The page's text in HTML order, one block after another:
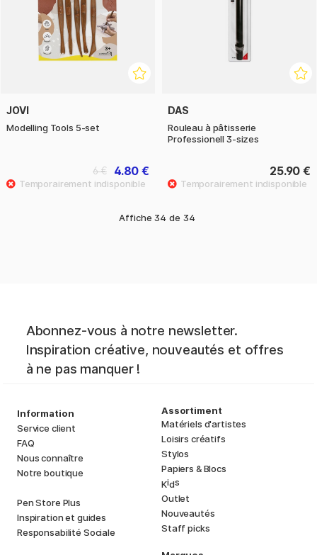
JOVI
Modelling Tools 5-set
4.80 €
6 €
DAS
Rouleau à pâtisserie
Professionell 3-sizes
25.90 €
Affiche 34 de 34
Abonnez-vous à notre newsletter.
Inspiration créative, nouveautés et offres
à ne pas manquer !
Information
Service client
FAQ
Nous connaître
Notre boutique
Pen Store Plus
Inspiration et guides
Responsabilité Sociale
Assortiment
Matériels d'artistes
Loisirs créatifs
Stylos
Papiers & Blocs
Kids
Outlet
Nouveautés
Staff picks